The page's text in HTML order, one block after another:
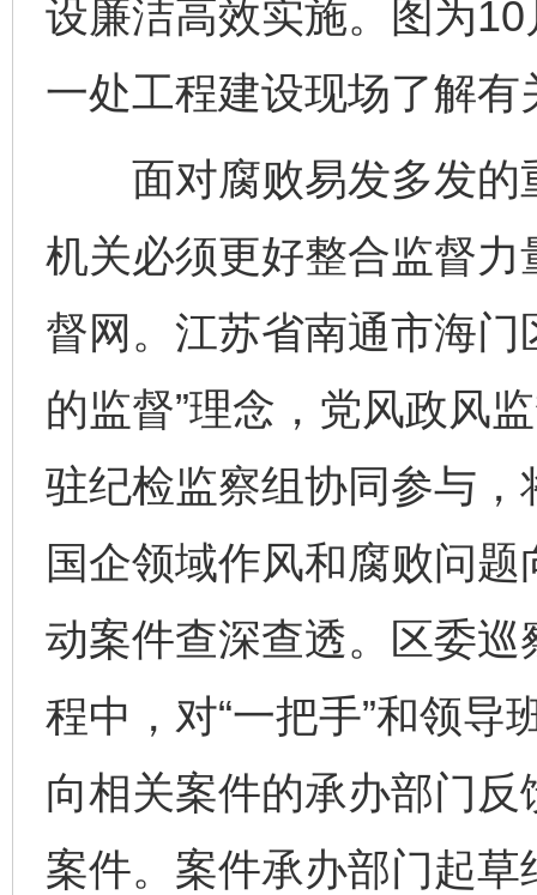
设廉洁高效实施。图为
一处工程建设现场了解
面对腐败易发多发的
机关必须更好整合监督
督网。江苏省南通市海门
的监督”理念，党风政风
驻纪检监察组协同参与
国企领域作风和腐败问
动案件查深查透。区委
程中，对“一把手”和领导
向相关案件的承办部门
案件。案件承办部门起